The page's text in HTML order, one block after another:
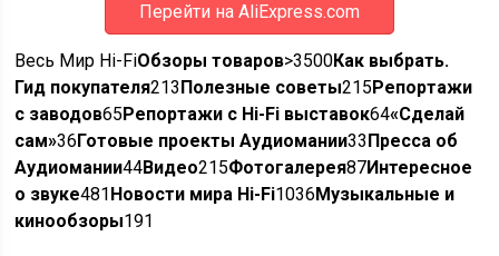
Перейти на AliExpress.com
Весь Мир Hi-FiОбзоры товаров>3500Как выбрать.
Гид покупателя213Полезные советы215Репортажи
с заводов65Репортажи с Hi-Fi выставок64«Сделай
сам»36Готовые проекты Аудиомании33Пресса об
Аудиомании44Видео215Фотогалерея87Интересное
о звуке481Новости мира Hi-Fi1036Музыкальные и
кинообзоры191